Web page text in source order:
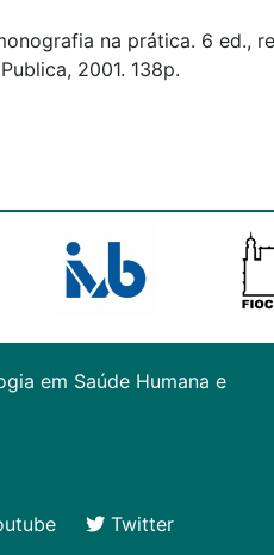
na prática. 6 ed.,
2001. 138p.
em Saúde Humana e
Twitter